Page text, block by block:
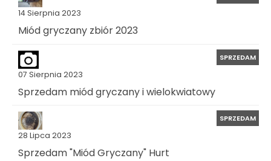
14 Sierpnia 2023
Miód gryczany zbiór 2023
07 Sierpnia 2023
SPRZEDAM
Sprzedam miód gryczany i wielokwiatowy
28 Lipca 2023
SPRZEDAM
Sprzedam "Miód Gryczany" Hurt